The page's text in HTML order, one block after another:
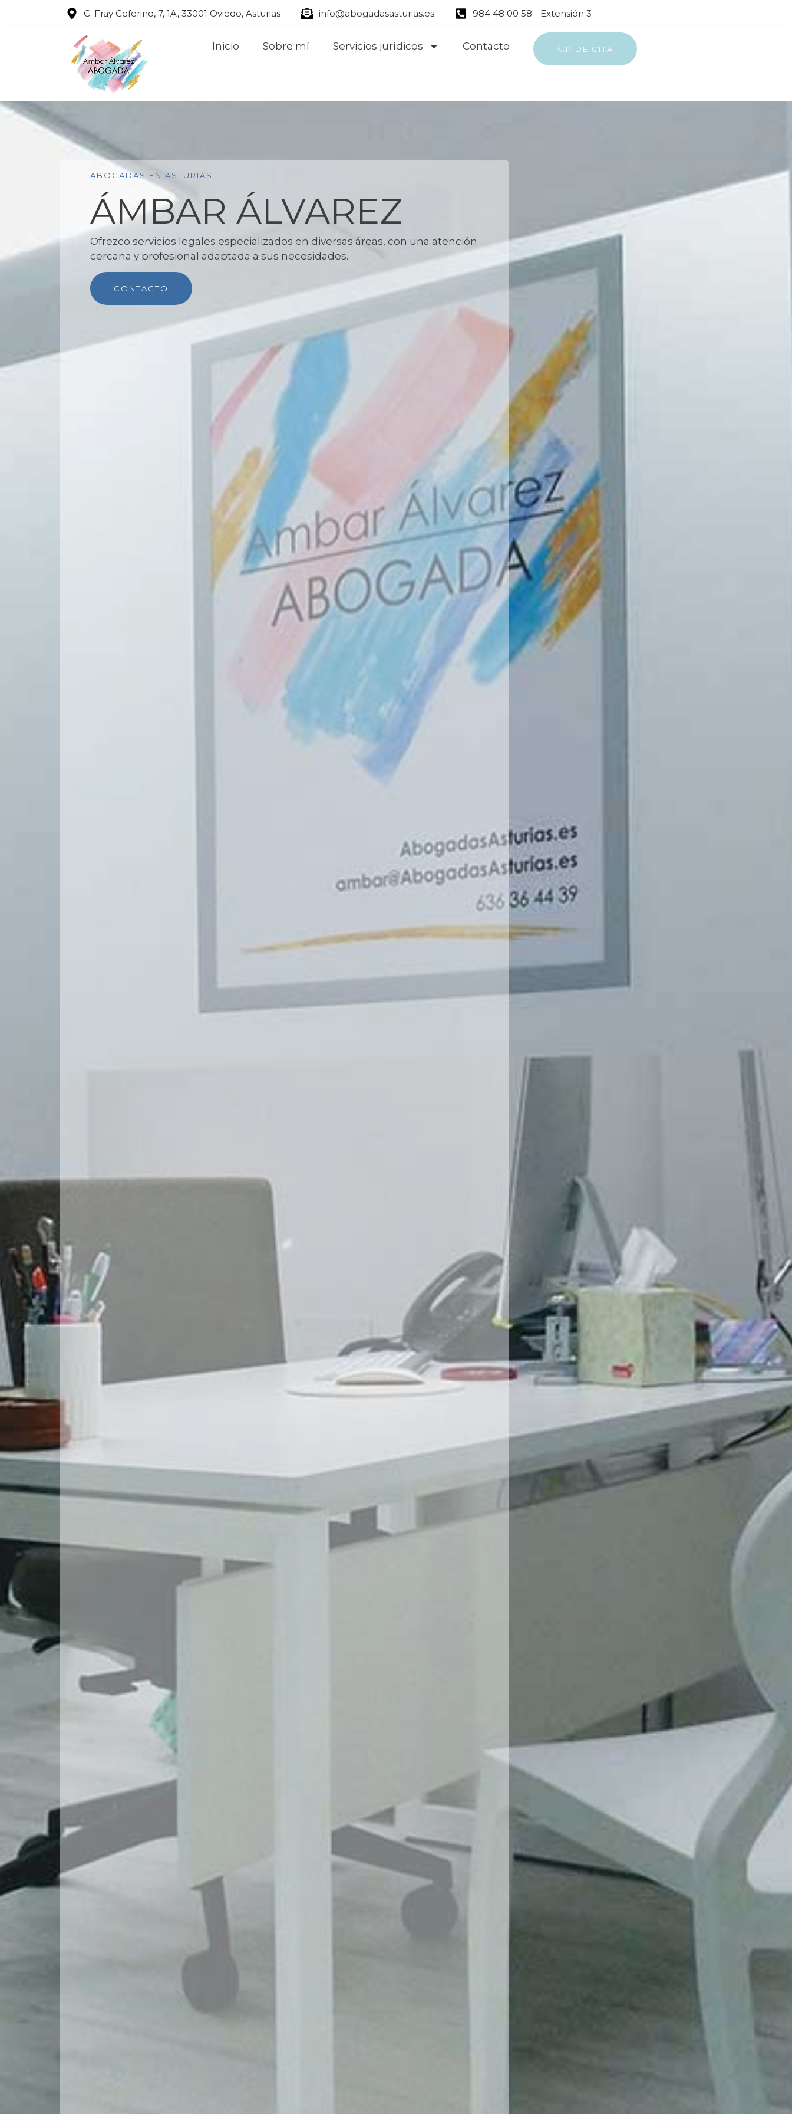
C. Fray Ceferino, 7, 1A, 33001 Oviedo, Asturias info@abogadasasturias.es 984 48 00 58 - Extensión 3
Inicio Sobre mí Servicios jurídicos Contacto PIDE CITA
ABOGADAS EN ASTURIAS
ÁMBAR ÁLVAREZ
Ofrezco servicios legales especializados en diversas áreas, con una atención
cercana y profesional adaptada a sus necesidades.
CONTACTO